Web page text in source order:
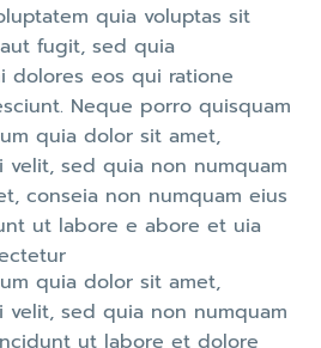
quia voluptas sit
fugit, sed quia
dolores eos qui ratione
Neque porro quisquam
quia dolor sit amet,
velit, sed quia non numquam
conseia non numquam eius
ut labore e abore et uia
quia dolor sit amet,
velit, sed quia non numquam